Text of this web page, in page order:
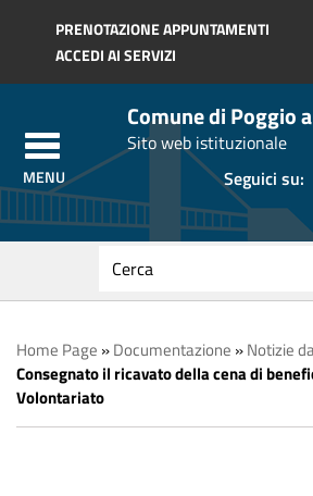
Regione Toscana
PRENOTAZIONE APPUNTAMENTI
ACCEDI AI SERVIZI
Comune di Poggio
Sito web istituzionale
Seguici su:
testo
da
cercare
ricerca
Home Page »Documentazione »Notizie
Consegnato il ricavato della cena di
Volontariato